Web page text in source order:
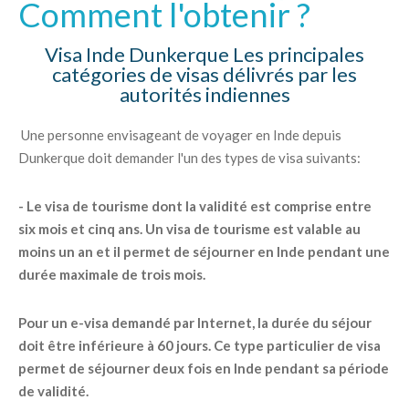
Comment l'obtenir ?
Visa Inde Dunkerque Les principales
catégories de visas délivrés par les
autorités indiennes
Une personne envisageant de voyager en Inde depuis
Dunkerque doit demander l'un des types de visa suivants:
- Le visa de tourisme dont la validité est comprise entre
six mois et cinq ans. Un visa de tourisme est valable au
moins un an et il permet de séjourner en Inde pendant une
durée maximale de trois mois.
Pour un e-visa demandé par Internet, la durée du séjour
doit être inférieure à 60 jours. Ce type particulier de visa
permet de séjourner deux fois en Inde pendant sa période
de validité.